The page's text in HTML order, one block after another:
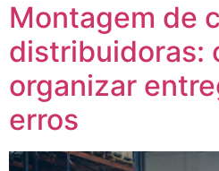
Montagem de
distribuidoras:
organizar
erros